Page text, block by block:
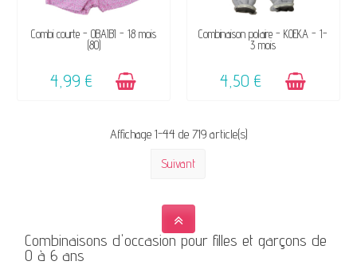
DISPONIBLE
Combi courte - OBAÏBI - 18 mois
(80)
4,99 €
DISPONIBLE
Combinaison polaire - KOEKA - 1-
3 mois
4,50 €
Affichage 1-44 de 719 article(s)
Suivant
Combinaisons d'occasion pour filles et garçons de
0 à 6 ans